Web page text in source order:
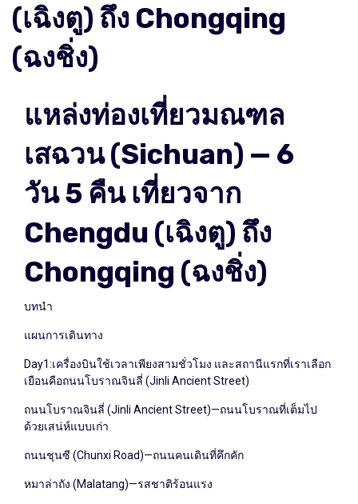
(เฉิงตู) ถึง Chongqing
(ฉงชิ่ง)
แหล่งท่องเที่ยวมณฑล
เสฉวน (Sichuan) — 6
วัน 5 คืน เที่ยวจาก
Chengdu (เฉิงตู) ถึง
Chongqing (ฉงชิ่ง)
บทนำ
แผนการเดินทาง
Day1:เครื่องบินใช้เวลาเพียงสามชั่วโมง และสถานีแรกที่เราเลือก
เยือนคือถนนโบราณจินลี่ (Jinli Ancient Street)
ถนนโบราณจินลี่ (Jinli Ancient Street)—ถนนโบราณที่เต็มไป
ด้วยเสน่ห์แบบเก่า
ถนนชุนซี (Chunxi Road)—ถนนคนเดินที่คึกคัก
หมาล่าถัง (Malatang)—รสชาติร้อนแรง